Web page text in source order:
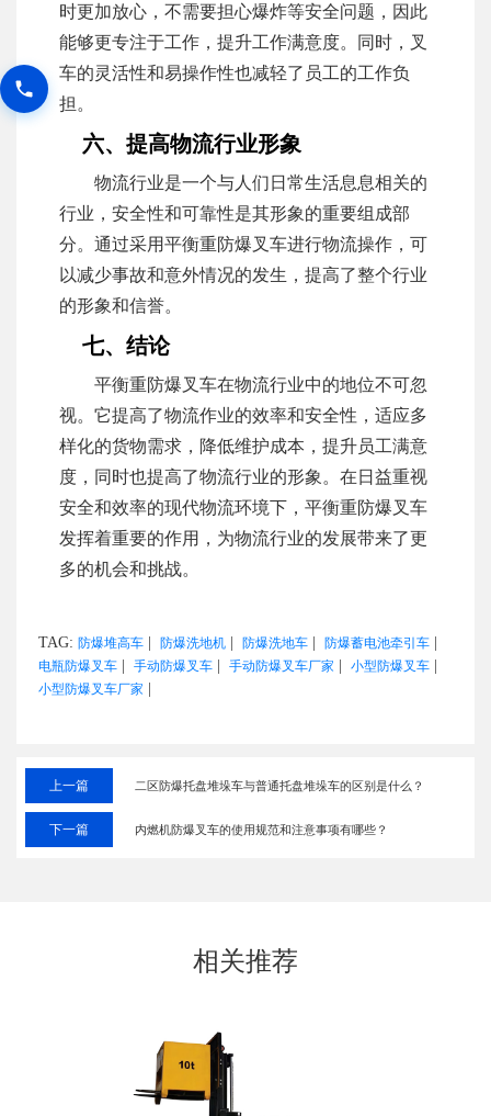
时更加放心，不需要担心爆炸等安全问题，因此
能够更专注于工作，提升工作满意度。同时，叉
车的灵活性和易操作性也减轻了员工的工作负
担。
六、提高物流行业形象
物流行业是一个与人们日常生活息息相关的
行业，安全性和可靠性是其形象的重要组成部
分。通过采用平衡重防爆叉车进行物流操作，可
以减少事故和意外情况的发生，提高了整个行业
的形象和信誉。
七、结论
平衡重防爆叉车在物流行业中的地位不可忽
视。它提高了物流作业的效率和安全性，适应多
样化的货物需求，降低维护成本，提升员工满意
度，同时也提高了物流行业的形象。在日益重视
安全和效率的现代物流环境下，平衡重防爆叉车
发挥着重要的作用，为物流行业的发展带来了更
多的机会和挑战。
TAG: 防爆堆高车 防爆洗地机 防爆洗地车 防爆蓄电池牵引车
电瓶防爆叉车 手动防爆叉车 手动防爆叉车厂家 小型防爆叉车
小型防爆叉车厂家
上一篇 二区防爆托盘堆垛车与普通托盘堆垛车的区别是什么？
下一篇 内燃机防爆叉车的使用规范和注意事项有哪些？
相关推荐